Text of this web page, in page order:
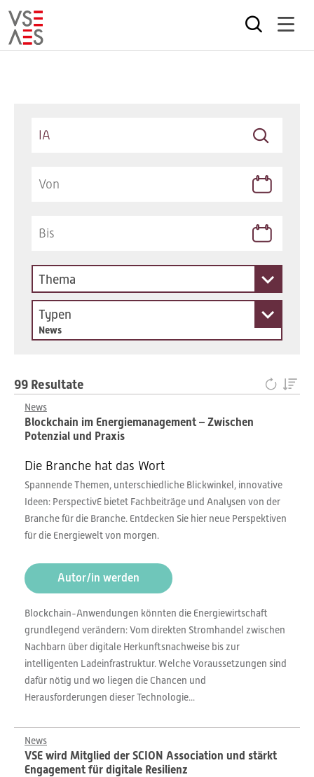
Thema
Typen
News
99 Resultate
News
Blockchain im Energiemanagement – Zwischen
Potenzial und Praxis
Die Branche hat das Wort
Spannende Themen, unterschiedliche Blickwinkel, innovative
Ideen: PerspectivE bietet Fachbeiträge und Analysen von der
Branche für die Branche. Entdecken Sie hier neue Perspektiven
für die Energiewelt von morgen.
Autor/in werden
Blockchain-Anwendungen könnten die Energiewirtschaft
grundlegend verändern: Vom direkten Stromhandel zwischen
Nachbarn über digitale Herkunftsnachweise bis zur
intelligenten Ladeinfrastruktur. Welche Voraussetzungen sind
dafür nötig und wo liegen die Chancen und
Herausforderungen dieser Technologie...
News
VSE wird Mitglied der SCION Association und stärkt
Engagement für digitale Resilienz